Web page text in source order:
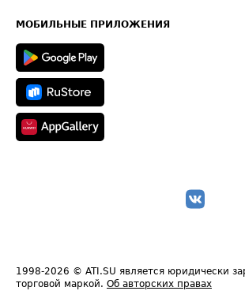
Техническая информация
МОБИЛЬНЫЕ ПРИЛОЖЕНИЯ
1998-2026 © ATI.SU является юридически
торговой маркой. Об авторских правах